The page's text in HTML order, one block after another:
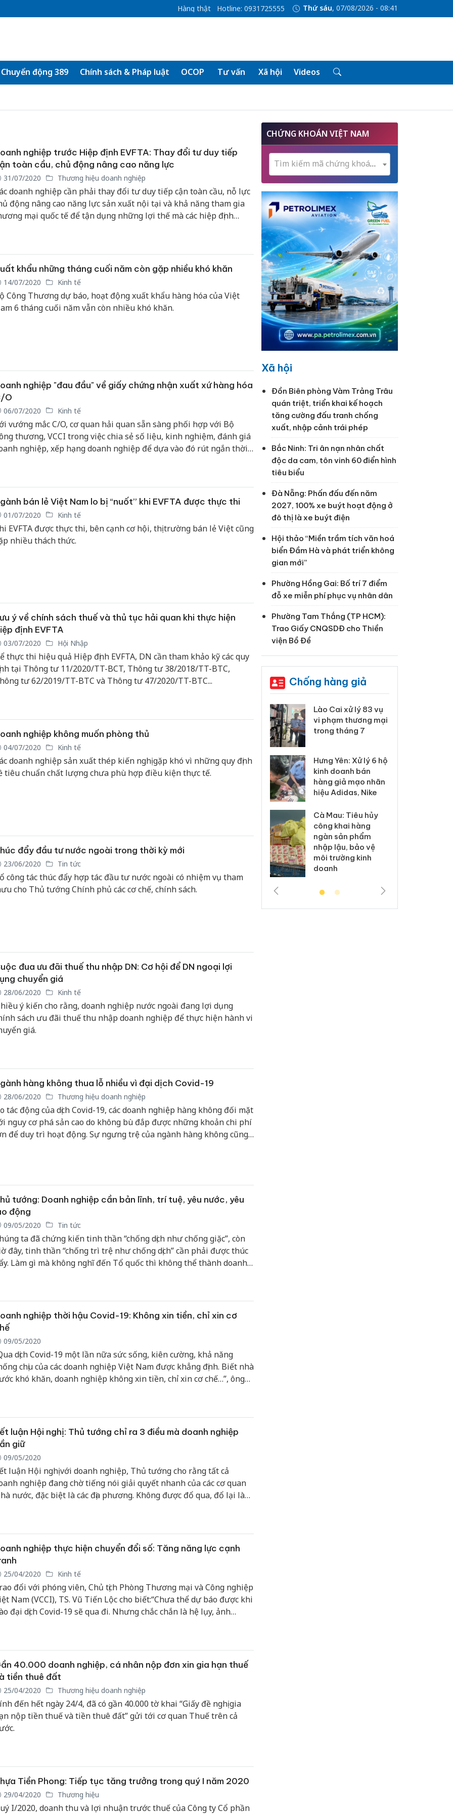
Hàng thật Hotline: 0931725555 Thứ sáu, 07/08/2026 - 08:41
Chuyển động 389 Chính sách & Pháp luật OCOP Tư vấn Xã hội Videos
nghiệp trước Hiệp định EVFTA: Thay đổi tư duy tiếp
toàn cầu, chủ động nâng cao năng lực
31/07/2020 Thương hiệu doanh nghiệp
doanh nghiệp cần phải thay đổi tư duy tiếp cận toàn cầu, nỗ lực
động nâng cao năng lực sản xuất nội tại và khả năng tham gia
mại quốc tế để tận dụng những lợi thế mà các hiệp định
khẩu những tháng cuối năm còn gặp nhiều khó khăn
14/07/2020 Kinh tế
Công Thương dự báo, hoạt động xuất khẩu hàng hóa của Việt
6 tháng cuối năm vẫn còn nhiều khó khăn.
nghiệp "đau đầu" về giấy chứng nhận xuất xứ hàng hóa
O
06/07/2020 Kinh tế
vướng mắc C/O, cơ quan hải quan sẵn sàng phối hợp với Bộ
thương, VCCI trong việc chia sẻ số liệu, kinh nghiệm, đánh giá
nghiệp, xếp hạng doanh nghiệp để dựa vào đó rút ngắn thời
bán lẻ Việt Nam lo bị “nuốt” khi EVFTA được thực thi
01/07/2020 Kinh tế
EVFTA được thực thi, bên cạnh cơ hội, thị trường bán lẻ Việt cũng
nhiều thách thức.
ý về chính sách thuế và thủ tục hải quan khi thực hiện
định EVFTA
03/07/2020 Hội Nhập
thực thi hiệu quả Hiệp định EVFTA, DN cần tham khảo kỹ các quy
tại Thông tư 11/2020/TT-BCT, Thông tư 38/2018/TT-BTC,
tư 62/2019/TT-BTC và Thông tư 47/2020/TT-BTC...
nghiệp không muốn phòng thủ
04/07/2020 Kinh tế
doanh nghiệp sản xuất thép kiến nghị gặp khó vì những quy định
tiêu chuẩn chất lượng chưa phù hợp điều kiện thực tế.
đẩy đầu tư nước ngoài trong thời kỳ mới
23/06/2020 Tin tức
công tác thúc đẩy hợp tác đầu tư nước ngoài có nhiệm vụ tham
cho Thủ tướng Chính phủ các cơ chế, chính sách.
đua ưu đãi thuế thu nhập DN: Cơ hội để DN ngoại lợi
chuyển giá
28/06/2020 Kinh tế
ý kiến cho rằng, doanh nghiệp nước ngoài đang lợi dụng
sách ưu đãi thuế thu nhập doanh nghiệp để thực hiện hành vi
giá.
hàng không thua lỗ nhiều vì đại dịch Covid-19
28/06/2020 Thương hiệu doanh nghiệp
tác động của dịch Covid-19, các doanh nghiệp hàng không đối mặt
nguy cơ phá sản cao do không bù đắp được những khoản chi phí
để duy trì hoạt động. Sự ngưng trệ của ngành hàng không cũng
tướng: Doanh nghiệp cần bản lĩnh, trí tuệ, yêu nước, yêu
động
09/05/2020 Tin tức
ta đã chứng kiến tinh thần “chống dịch như chống giặc”, còn
đây, tinh thần “chống trì trệ như chống dịch” cần phải được thúc
Làm gì mà không nghĩ đến Tổ quốc thì không thể thành doanh
mất cơ hội...
nghiệp thời hậu Covid-19: Không xin tiền, chỉ xin cơ
09/05/2020
dịch Covid-19 một lần nữa sức sống, kiên cường, khả năng
chịu của các doanh nghiệp Việt Nam được khẳng định. Biết nhà
khó khăn, doanh nghiệp không xin tiền, chỉ xin cơ chế…”, ông
luận Hội nghị: Thủ tướng chỉ ra 3 điều mà doanh nghiệp
giữ
09/05/2020
luận Hội nghị với doanh nghiệp, Thủ tướng cho rằng tất cả
nghiệp đang chờ tiếng nói giải quyết nhanh của các cơ quan
nước, đặc biệt là các địa phương. Không được đổ qua, đổ lại làm
nghiệp thực hiện chuyển đổi số: Tăng năng lực cạnh
25/04/2020 Kinh tế
đổi với phóng viên, Chủ tịch Phòng Thương mại và Công nghiệp
Nam (VCCI), TS. Vũ Tiến Lộc cho biết:“Chưa thể dự báo được khi
đại dịch Covid-19 sẽ qua đi. Nhưng chắc chắn là hệ lụy, ảnh
40.000 doanh nghiệp, cá nhân nộp đơn xin gia hạn thuế
tiền thuê đất
25/04/2020 Thương hiệu doanh nghiệp
đến hết ngày 24/4, đã có gần 40.000 tờ khai “Giấy đề nghị gia
nộp tiền thuế và tiền thuê đất” gửi tới cơ quan Thuế trên cả
Tiền Phong: Tiếp tục tăng trưởng trong quý I năm 2020
29/04/2020 Thương hiệu
I/2020, doanh thu và lợi nhuận trước thuế của Công ty Cổ phần
CHỨNG KHOÁN VIỆT NAM
Tìm kiếm mã chứng khoán...
Xã hội
Đồn Biên phòng Vàm Trảng Trâu
quán triệt, triển khai kế hoạch
tăng cường đấu tranh chống
xuất, nhập cảnh trái phép
Bắc Ninh: Tri ân nạn nhân chất
độc da cam, tôn vinh 60 điển hình
tiêu biểu
Đà Nẵng: Phấn đấu đến năm
2027, 100% xe buýt hoạt động ở
đô thị là xe buýt điện
Hội thảo “Miền trầm tích văn hoá
biển Đầm Hà và phát triển không
gian mới”
Phường Hồng Gai: Bố trí 7 điểm
đỗ xe miễn phí phục vụ nhân dân
Phường Tam Thắng (TP HCM):
Trao Giấy CNQSDĐ cho Thiền
viện Bồ Đề
Chống hàng giả
tìm bị hại trong vụ
Thanh Hóa: Tìm bị
hại trong vụ án
bán hàng giả tại
Lào Cai xử lý 83 vụ
vi phạm thương mại
trong tháng 7
Hưng Yên: Xử lý 6 hộ
kinh doanh bán
hàng giả mạo nhãn
hiệu Adidas, Nike
Cà Mau: Tiêu hủy
công khai hàng
ngàn sản phẩm
nhập lậu, bảo vệ
môi trường kinh
doanh